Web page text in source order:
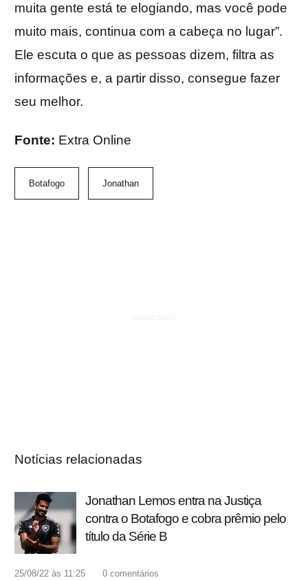
muita gente está te elogiando, mas você pode
muito mais, continua com a cabeça no lugar”.
Ele escuta o que as pessoas dizem, filtra as
informações e, a partir disso, consegue fazer
seu melhor.
Fonte: Extra Online
Botafogo Jonathan
Notícias relacionadas
Jonathan Lemos entra na Justiça
contra o Botafogo e cobra prêmio pelo
título da Série B
25/08/22 às 11:25 0 comentários